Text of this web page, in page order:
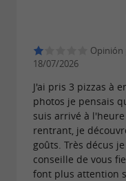
Opinión
18/07/2026
J'ai pris 3 pizzas à
photos je pensais
suis arrivé à
rentrant, je
goûts. Très décus
conseille de vous
font plus attention